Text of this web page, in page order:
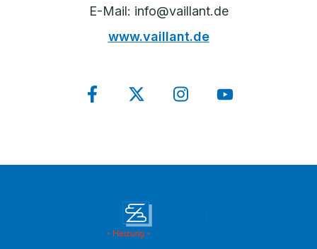
E-Mail: info@vaillant.de
www.vaillant.de